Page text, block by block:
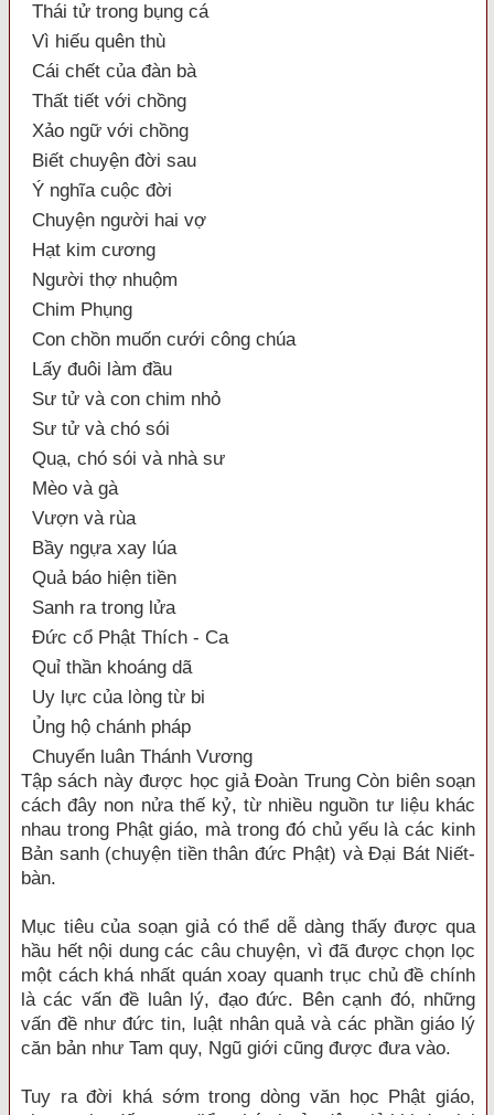
Thái tử trong bụng cá
Vì hiếu quên thù
Cái chết của đàn bà
Thất tiết với chồng
Xảo ngữ với chồng
Biết chuyện đời sau
Ý nghĩa cuộc đời
Chuyện người hai vợ
Hạt kim cương
Người thợ nhuộm
Chim Phụng
Con chồn muốn cưới công chúa
Lấy đuôi làm đầu
Sư tử và con chim nhỏ
Sư tử và chó sói
Quạ, chó sói và nhà sư
Mèo và gà
Vượn và rùa
Bầy ngựa xay lúa
Quả báo hiện tiền
Sanh ra trong lửa
Đức cổ Phật Thích - Ca
Quỉ thần khoáng dã
Uy lực của lòng từ bi
Ủng hộ chánh pháp
Chuyển luân Thánh Vương
Tập sách này được học giả Đoàn Trung Còn biên soạn
cách đây non nửa thế kỷ, từ nhiều nguồn tư liệu khác
nhau trong Phật giáo, mà trong đó chủ yếu là các kinh
Bản sanh (chuyện tiền thân đức Phật) và Đại Bát Niết-
bàn.
Mục tiêu của soạn giả có thể dễ dàng thấy được qua
hầu hết nội dung các câu chuyện, vì đã được chọn lọc
một cách khá nhất quán xoay quanh trục chủ đề chính
là các vấn đề luân lý, đạo đức. Bên cạnh đó, những
vấn đề như đức tin, luật nhân quả và các phần giáo lý
căn bản như Tam quy, Ngũ giới cũng được đưa vào.
Tuy ra đời khá sớm trong dòng văn học Phật giáo,